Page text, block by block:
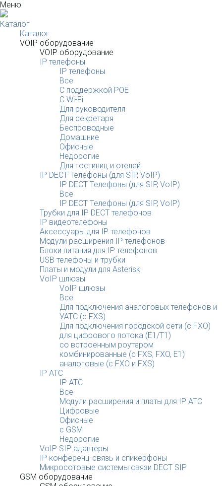
Меню
Каталог
Каталог
VOIP оборудование
VOIP оборудование
IP телефоны
IP телефоны
Все
С поддержкой POE
C Wi-Fi
Для руководителя
Для секретаря
Беспроводные
Домашние
Офисные
Недорогие
Для гостиниц и отелей
IP DECT Телефоны (для SIP, VoIP)
IP DECT Телефоны (для SIP, VoIP)
Все
IP DECT Телефоны (для SIP, VoIP)
Трубки для IP DECT телефонов
IP видеотелефоны
Аксессуары для IP телефонов
Модули расширения IP телефонов
Блоки питания для IP телефонов
USB телефоны и трубки
Платы и модули для Asterisk
VoIP шлюзы
VoIP шлюзы
Все
Для подключения аналоговых телефонов и
УАТС (с FXS)
Для подключения городской сети (с FXO)
для цифрового потока (E1/T1)
со встроенным роутером
комбинированные (c FXS, FXO, E1)
аналоговые (с FXO и FXS)
IP АТС
IP АТС
Все
Модули расширения и платы для IP АТС
Цифровые
Офисные
с GSM
Недорогие
VoIP SIP адаптеры
IP конференц-связь и спикерфоны
Микросотовые системы связи DECT SIP
GSM оборудование